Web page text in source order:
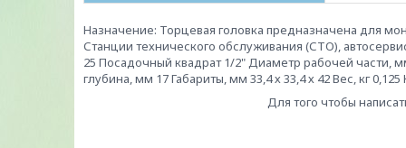
Назначение: Торцевая головка предназначена для
Станции технического обслуживания (СТО),
25 Посадочный квадрат 1/2" Диаметр рабочей части,
глубина, мм 17 Габариты, мм 33,4 х 33,4 х 42 Вес, кг
Для того чтобы